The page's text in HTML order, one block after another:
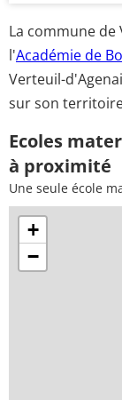
La commune de
l'Académie de
Verteuil-
sur son
Ecoles
à proximité
Une seule école
+
−